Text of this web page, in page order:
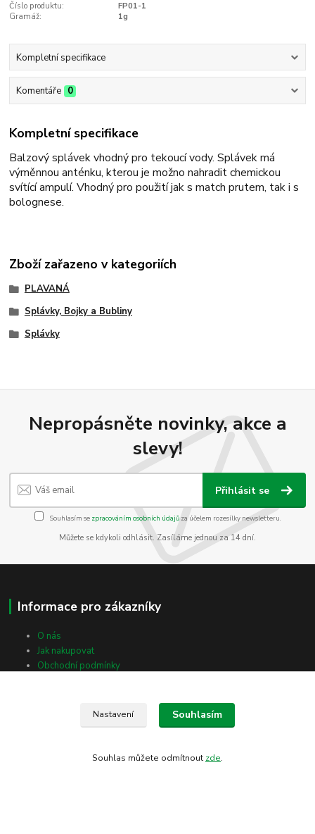
Číslo produktu:
FP01-1
Gramáž:
1g
Kompletní specifikace
Komentáře 0
Kompletní specifikace
Balzový splávek vhodný pro tekoucí vody. Splávek má
výměnnou anténku, kterou je možno nahradit chemickou
svítící ampulí. Vhodný pro použití jak s match prutem, tak i s
bolognese.
Zboží zařazeno v kategoriích
PLAVANÁ
Splávky, Bojky a Bubliny
Splávky
Nepropásněte novinky, akce a
slevy!
Přihlásit se
Souhlasím se zpracováním osobních údajůza účelem rozesílky newsletteru.
Můžete se kdykoli odhlásit. Zasíláme jednou za 14 dní.
Informace pro zákazníky
O nás
Jak nakupovat
Obchodní podmínky
Nastavení Souhlasím
Souhlas můžete odmítnout zde.